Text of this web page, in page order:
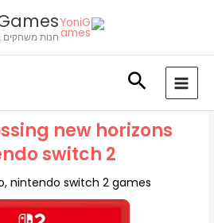
חנות משחקים
new horizons
switch 2
,nintendo switch 2 games